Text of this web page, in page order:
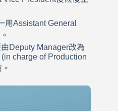
用Assistant General
Deputy Manager改為
charge of Production